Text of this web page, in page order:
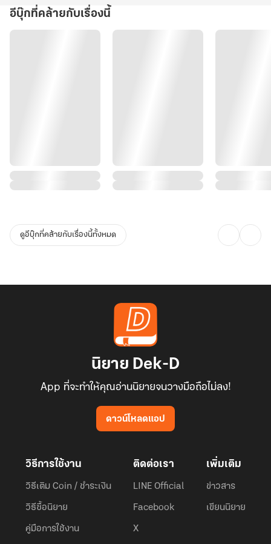
อีบุ๊กที่คล้ายกับเรื่องนี้
ดูอีบุ๊กที่คล้ายกับเรื่องนี้ทั้งหมด
นิยาย Dek-D
App ที่จะทำให้คุณอ่านนิยายจนวางมือถือไม่ลง!
ดาวน์โหลดแอป
วิธีการใช้งาน
วิธีเติม Coin / ชำระเงิน
วิธีซื้อนิยาย
คู่มือการใช้งาน
ติดต่อเรา
LINE Official
Facebook
X
เพิ่มเติม
ข่าวสาร
เขียนนิยาย